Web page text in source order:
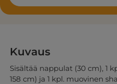
Kuvaus
Sisältää nappulat (30 cm), 1
158 cm) ja 1 kpl. muovinen